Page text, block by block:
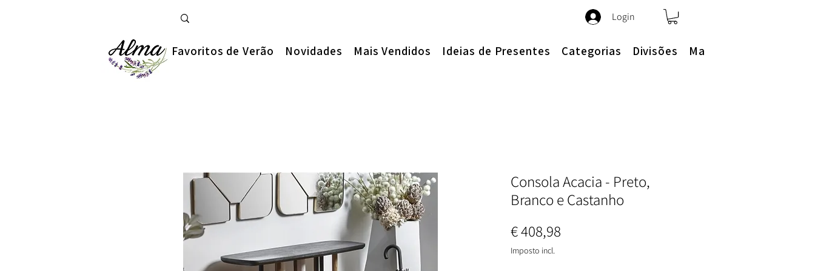
Login
Favoritos de Verão Novidades Mais Vendidos Ideias de Presentes Categorias Divisões Mais
Consola Acacia - Preto,
Branco e Castanho
€ 408,98
Imposto incl.